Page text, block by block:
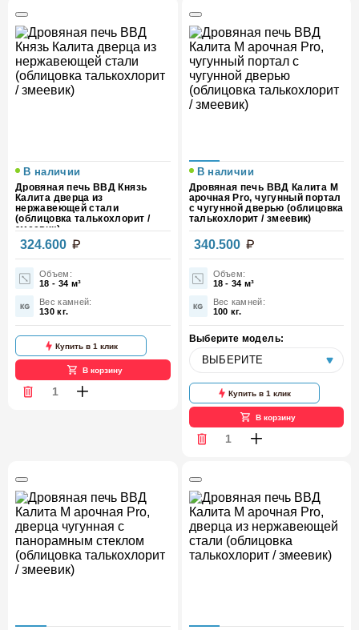
В наличии
Дровяная печь ВВД Князь
Калита дверца из
нержавеющей стали
(облицовка талькохлорит /
змеевик)
324.600
Объем:
18 - 34 м³
Вес камней:
130 кг.
Купить в 1 клик
В корзину
В наличии
Дровяная печь ВВД Калита М
арочная Pro, чугунный портал
с чугунной дверью (облицовка
талькохлорит / змеевик)
340.500
Объем:
18 - 34 м³
Вес камней:
100 кг.
Выберите модель:
Купить в 1 клик
В корзину